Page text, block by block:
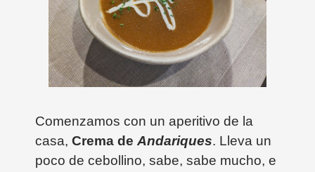
Comenzamos con un aperitivo de la
casa, Crema deAndariques. Lleva un
poco de cebollino, sabe, sabe mucho, e